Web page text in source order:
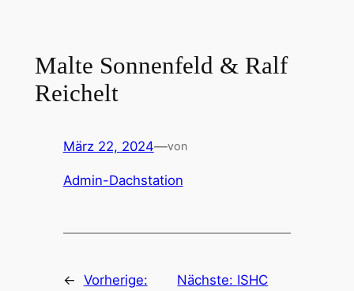
springenMalte Sonnenfeld & Ralf
Reichelt
März 22, 2024—von
Admin-Dachstation
← Vorherige:
Nächste: ISHC